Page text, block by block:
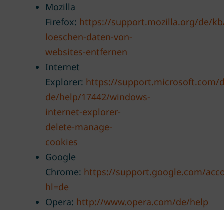
Mozilla
Firefox: https://support.mozilla.org/de/
loeschen-daten-von-
websites-entfernen
Internet
Explorer: https://support.microsoft.com/
de/help/17442/windows-
internet-explorer-
delete-manage-
cookies
Google
Chrome: https://support.google.com/
hl=de
Opera: http://www.opera.com/de/help